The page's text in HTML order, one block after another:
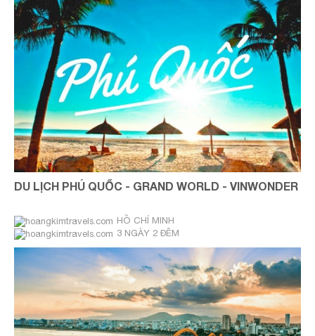
DU LỊCH PHÚ QUỐC - GRAND WORLD - VINWONDER
HỒ CHÍ MINH
3 NGÀY 2 ĐÊM